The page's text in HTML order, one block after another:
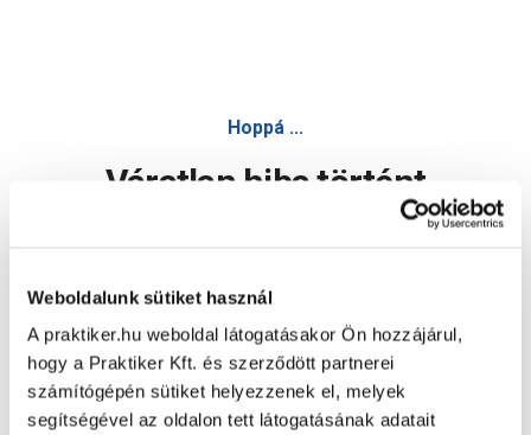
Weboldalunk sütiket használ
A praktiker.hu weboldal látogatásakor Ön hozzájárul,
hogy a Praktiker Kft. és szerződött partnerei
számítógépén sütiket helyezzenek el, melyek
segítségével az oldalon tett látogatásának adatait
Hoppá ...
Váratlan hiba történt
Oldal újratöltése